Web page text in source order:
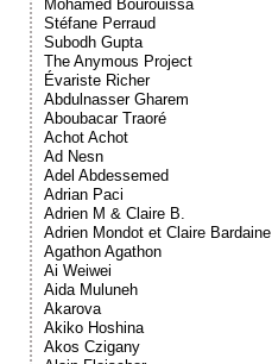
Mohamed Bourouissa
Stéfane Perraud
Subodh Gupta
The Anymous Project
Évariste Richer
Abdulnasser Gharem
Aboubacar Traoré
Achot Achot
Ad Nesn
Adel Abdessemed
Adrian Paci
Adrien M & Claire B.
Adrien Mondot et Claire Bardaine
Agathon Agathon
Ai Weiwei
Aida Muluneh
Akarova
Akiko Hoshina
Akos Czigany